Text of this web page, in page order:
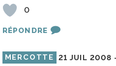
0
RÉPONDRE
MERCOTTE 21 JUIL 2008